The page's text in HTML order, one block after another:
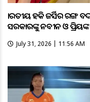
ଭାରତୀୟ ହକି ଜର୍ସିର
ସରକାରଙ୍କୁ ନବୀନ ଓ
July 31, 2026 | 11:56 AM